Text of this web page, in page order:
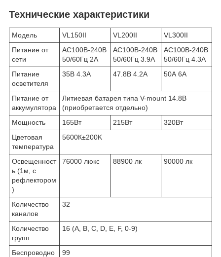
Технические характеристики
Модель VL150II VL200II
VL300II
Питание от
сети
AC100В-240В
50/60Гц 2A
AC100В-240В
50/60Гц 3.9A
AC100В-240В
50/60Гц 4.3A
Питание
осветителя
35В 4.3А 47.8В 4.2А 50А 6А
Питание от
аккумулятора
Литиевая батарея типа V-mount 14.8В
(приобретается отдельно)
Мощность
165Вт 215Вт
320Вт
Цветовая
температура
5600К±200K
Освещенност
ь (1м, с
рефлектором
)
76000 люкс 88900 лк 90000 лк
Количество
каналов
32
Количество
групп
16 (A, B, C, D, E, F, 0-9)
Беспроводно
99